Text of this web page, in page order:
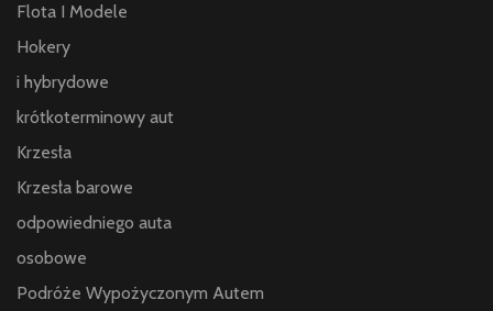
Flota I Modele
Hokery
i hybrydowe
krótkoterminowy aut
Krzesła
Krzesła barowe
odpowiedniego auta
osobowe
Podróże Wypożyczonym Autem